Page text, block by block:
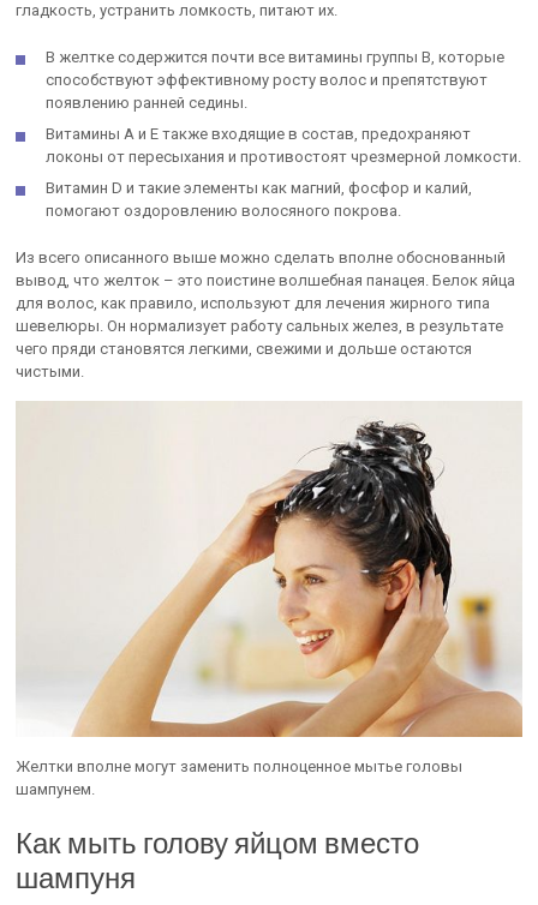
гладкость, устранить ломкость, питают их.
В желтке содержится почти все витамины группы В, которые
способствуют эффективному росту волос и препятствуют
появлению ранней седины.
Витамины А и Е также входящие в состав, предохраняют
локоны от пересыхания и противостоят чрезмерной ломкости.
Витамин D и такие элементы как магний, фосфор и калий,
помогают оздоровлению волосяного покрова.
Из всего описанного выше можно сделать вполне обоснованный
вывод, что желток – это поистине волшебная панацея. Белок яйца
для волос, как правило, используют для лечения жирного типа
шевелюры. Он нормализует работу сальных желез, в результате
чего пряди становятся легкими, свежими и дольше остаются
чистыми.
Желтки вполне могут заменить полноценное мытье головы
шампунем.
Как мыть голову яйцом вместо
шампуня